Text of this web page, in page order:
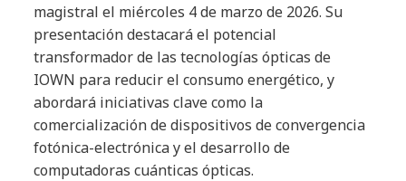
magistral el miércoles 4 de marzo de 2026. Su
presentación destacará el potencial
transformador de las tecnologías ópticas de
IOWN para reducir el consumo energético, y
abordará iniciativas clave como la
comercialización de dispositivos de convergencia
fotónica-electrónica y el desarrollo de
computadoras cuánticas ópticas.